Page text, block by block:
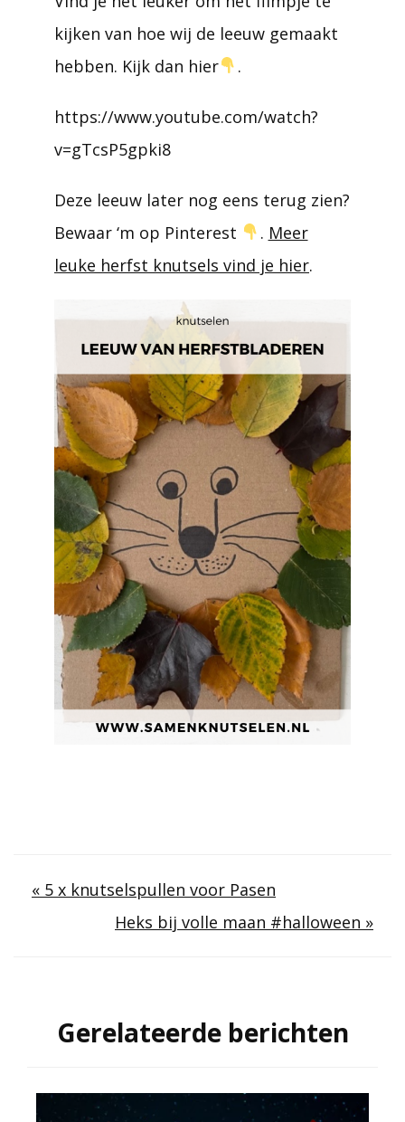
kijken van hoe wij de leeuw gemaakt
hebben. Kijk dan hier
.
https://www.youtube.com/watch?
v=gTcsP5gpki8
Deze leeuw later nog eens terug zien?
Bewaar ‘m op Pinterest
. Meer
leuke herfst knutsels vind je hier.
Berichtnavigatie
« 5 x knutselspullen voor Pasen
Heks bij volle maan #halloween »
Gerelateerde berichten